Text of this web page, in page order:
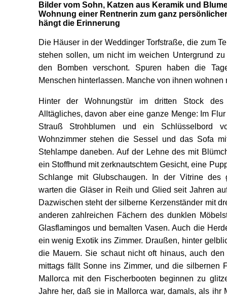
Bilder vom Sohn, Katzen aus Keramik und
Wohnung einer Rentnerin zum ganz
hängt die Erinnerung
Die Häuser in der Weddinger Torfstraße, die zum
stehen sollen, um nicht im weichen Untergrund
den Bomben verschont. Spuren haben die
Menschen hinterlassen. Manche von ihnen wohnen
Hinter der Wohnungstür im dritten Stock des
Alltägliches, davon aber eine ganze Menge: Im
Strauß Strohblumen und ein Schlüsselbord
Wohnzimmer stehen die Sessel und das Sofa
Stehlampe daneben. Auf der Lehne des mit
ein Stoffhund mit zerknautschtem Gesicht, eine
Schlange mit Glubschaugen. In der Vitrine des
warten die Gläser in Reih und Glied seit Jahren
Dazwischen steht der silberne Kerzenständer mit
anderen zahlreichen Fächern des dunklen
Glasflamingos und bemalten Vasen. Auch die
ein wenig Exotik ins Zimmer. Draußen, hinter
die Mauern. Sie schaut nicht oft hinaus, auch
mittags fällt Sonne ins Zimmer, und die silbernen
Mallorca mit den Fischerbooten beginnen zu
Jahre her, daß sie in Mallorca war, damals, als ihr